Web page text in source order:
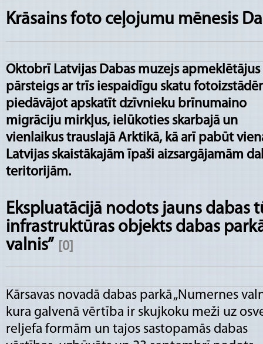
Krāsains foto ceļojumu mēnesis
Oktobrī Latvijas Dabas muzejs apmeklētājus
pārsteigs ar trīs iespaidīgu skatu
piedāvājot apskatīt dzīvnieku brīnumaino
migrāciju mirkļus, ielūkoties skarbajā un
vienlaikus trauslajā Arktikā, kā arī pabūt
Latvijas skaistākajām īpaši aizsargājamām
teritorijām.
Ekspluatācijā nodots jauns dabas
infrastruktūras objekts dabas
valnis”
[0]
Kārsavas novadā dabas parkā „Numernes
kura galvenā vērtība ir skujkoku meži uz
reljefa formām un tajos sastopamās dabas